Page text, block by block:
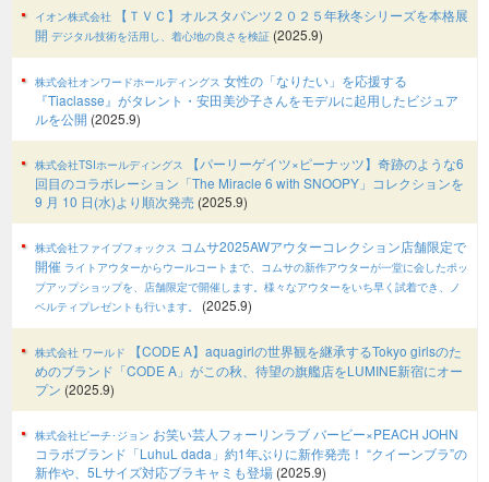
イオン株式会社 【ＴＶＣ】オルスタパンツ２０２５年秋冬シリーズを本格展
開 デジタル技術を活用し、着心地の良さを検証 (2025.9)
株式会社オンワードホールディングス 女性の「なりたい」を応援する
『Tiaclasse』がタレント・安田美沙子さんをモデルに起用したビジュア
ルを公開 (2025.9)
株式会社TSIホールディングス
【パーリーゲイツ×ピーナッツ】奇跡のような6
回目のコラボレーション「The Miracle 6 with SNOOPY」コレクションを
9 月 10 日(水)より順次発売 (2025.9)
株式会社ファイブフォックス コムサ2025AWアウターコレクション店舗限定で
開催 ライトアウターからウールコートまで、コムサの新作アウターが一堂に会したポッ
プアップショップを、店舗限定で開催します。様々なアウターをいち早く試着でき、ノ
ベルティプレゼントも行います。
(2025.9)
株式会社 ワールド
【CODE A】aquagirlの世界観を継承するTokyo girlsのた
めのブランド「CODE A」がこの秋、待望の旗艦店をLUMINE新宿にオー
プン (2025.9)
株式会社ピーチ･ジョン お笑い芸人フォーリンラブ バービー×PEACH JOHN
コラボブランド「LuhuL dada」約1年ぶりに新作発売！ “クイーンブラ”の
新作や、5Lサイズ対応ブラキャミも登場 (2025.9)